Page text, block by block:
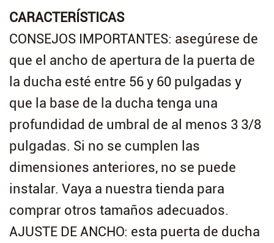
CARACTERÍSTICAS
CONSEJOS IMPORTANTES: asegúrese de
que el ancho de apertura de la puerta de
la ducha esté entre 56 y 60 pulgadas y
que la base de la ducha tenga una
profundidad de umbral de al menos 3 3/8
pulgadas. Si no se cumplen las
dimensiones anteriores, no se puede
instalar. Vaya a nuestra tienda para
comprar otros tamaños adecuados.
AJUSTE DE ANCHO: esta puerta de ducha